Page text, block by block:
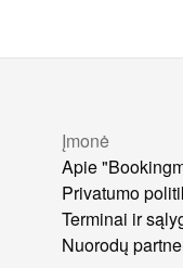
Įmonė
Apie
Privatumo
Terminai ir
Nuorodų